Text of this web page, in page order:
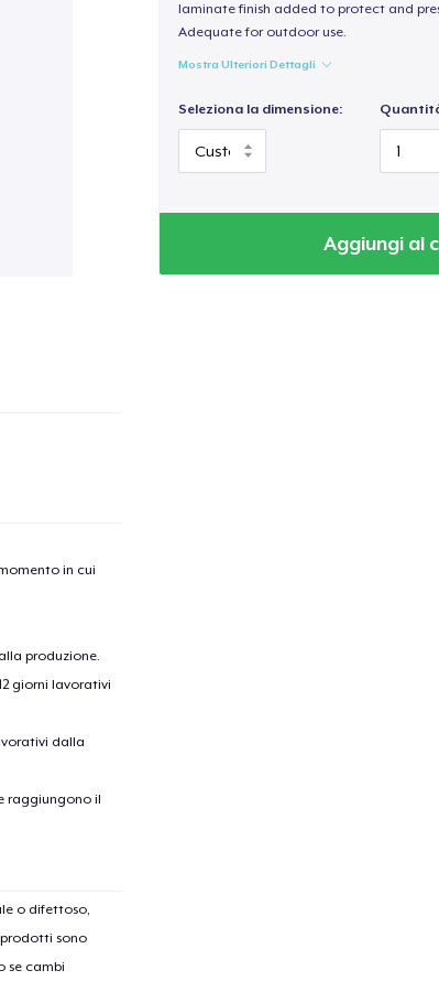
laminate finish added to protect and
Adequate for outdoor use.
Mostra Ulteriori Dettagli
Seleziona la dimensione:
Aggiungi al
in cui
produzione.
giorni lavorativi
dalla
raggiungono il
o difettoso,
sono
se cambi